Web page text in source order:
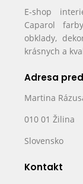
E-shop
Caparol
obklady,
krásnych a
Adresa
Martina
010 01 Žilina
Slovensko
Kontakt